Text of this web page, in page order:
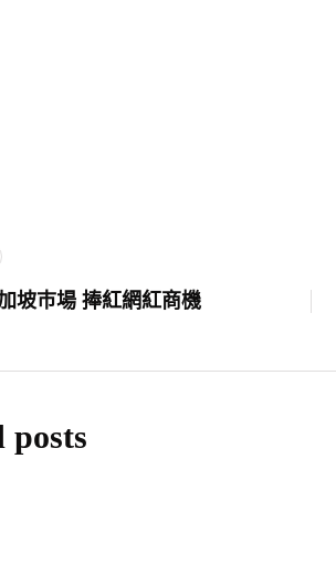
坡巿場 捧紅網紅商機
posts